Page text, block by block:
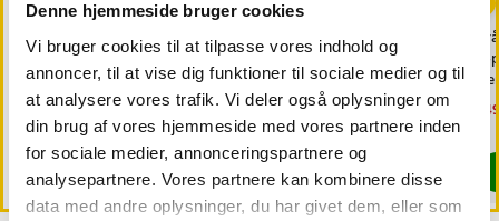
Denne hjemmeside bruger cookies
Vi bruger cookies til at tilpasse vores indhold og
annoncer, til at vise dig funktioner til sociale medier og til
at analysere vores trafik. Vi deler også oplysninger om
din brug af vores hjemmeside med vores partnere inden
for sociale medier, annonceringspartnere og
analysepartnere. Vores partnere kan kombinere disse
data med andre oplysninger, du har givet dem, eller som
Trimmerhoved til
næsehår til Philips
OneBlade /
næsehårstrimmer /
næsetrimmerhoved
Pris :69 kr.
69 kr.
Findes på lager, Leveres i løbet af 1-2 hverdage
Køb
Rullende knivsliber /
magnetisk slibestøtte /
diamantbryne 400/1000 /
faste slibevinkler
Pris: 179 kr.
179 kr.
Kommer 2026-08-14
Køb